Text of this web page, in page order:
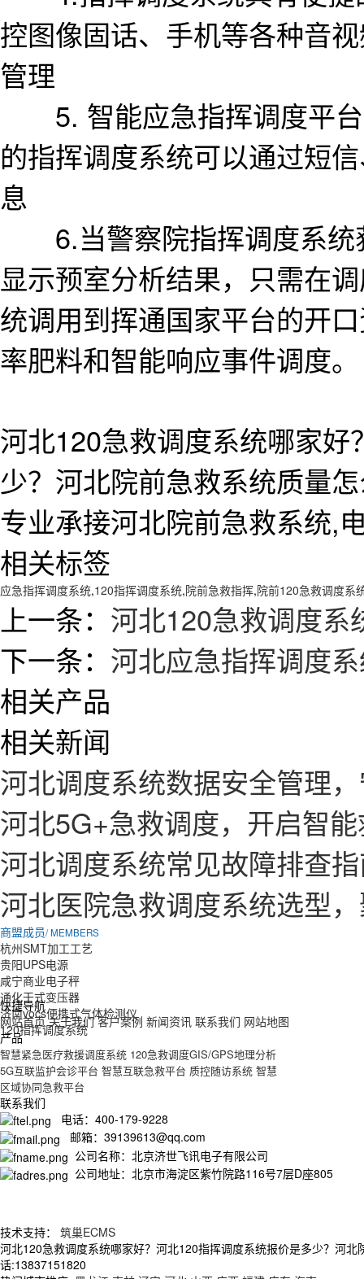
控图像固话、手机等各种音
管理
5. 智能应急指挥调度平台
的指挥调度系统可以通过短
息
6.当警察院指挥调度系统
显示预室分析结果，只需在
统调用到挥通国家平台的开
率肥料和智能响应事件调度。
河北120急救调度系统哪家
少？河北院前急救系统质量
专业承接河北院前急救系统,
相关标签
应急指挥调度系统,120指挥调度系统,院前急救指挥,院前120急救调度系
上一条： 河北120急救调度系
下一条： 河北应急指挥调度
相关产品
相关新闻
河北调度系统数据安全管理
河北5G+急救调度，开启智
河北调度系统常见故障排查
河北医院急救调度系统选型
商盟成员/ MEMBERS
杭州SMT加工工艺
贵阳UPS电源
咸宁商业电子秤
通化干式变压器
济南vocs便携式气体检测仪
120指挥调度系统
快捷导航
网站首页 关于我们 客户案例 新闻资讯 联系我们 网站地图
产品
智慧紧急医疗救援调度系统 120急救调度GIS/GPS地理分析
5G互联监护会诊平台 智慧互联急救平台 质控随访系统 智慧
区域协同急救平台
联系我们
电话：400-179-9228
邮箱：39139613@qq.com
公司名称：北京济世飞讯电子有限公司
公司地址：北京市海淀区紫竹院路116号7层D座805
技术支持： 筑巢ECMS
河北120急救调度系统哪家好？河北120指挥调度系统报价是多少？河
话:13837151820